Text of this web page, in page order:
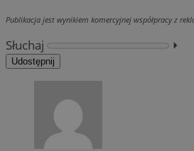
Publikacja jest wynikiem komercyjnej współpracy z
Słuchaj ⏵︎
Udostępnij